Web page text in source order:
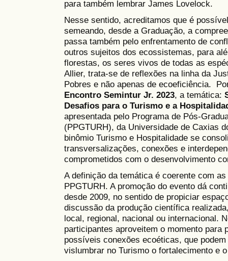
para também lembrar James Lovelock.
Nesse sentido, acreditamos que é
semeando, desde a Graduação, a
passa também pelo enfrentamento de
outros sujeitos dos ecossistemas, para
florestas, os seres vivos de todas as
Allier, trata-se de reflexões na linha da
Pobres e não apenas de ecoeficiência.
Encontro Semintur Jr. 2023, a temática:
Desafios para o Turismo e a
apresentada pelo Programa de Pós-
(PPGTURH), da Universidade de Caxias
binômio Turismo e Hospitalidade se
transversalizações, conexões e
comprometidos com o desenvolvimento
A definição da temática é coerente com
PPGTURH. A promoção do evento dá
desde 2009, no sentido de propiciar
discussão da produção científica
local, regional, nacional ou internacional.
participantes aproveitem o momento para
possíveis conexões ecoéticas, que
vislumbrar no Turismo o fortalecimento e